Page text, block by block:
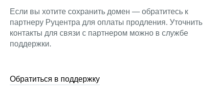
Если вы хотите сохранить домен — обратитесь к
партнеру Руцентра для оплаты продления. Уточнить
контакты для связи с партнером можно в службе
поддержки.
Обратиться в поддержку